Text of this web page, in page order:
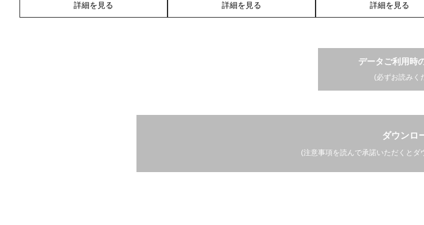
詳細を見る 詳細を見る 詳細を見る
データご利用時
(必ずお読みく
ダウンロ
(注意事項を読んで承諾いただくとダ